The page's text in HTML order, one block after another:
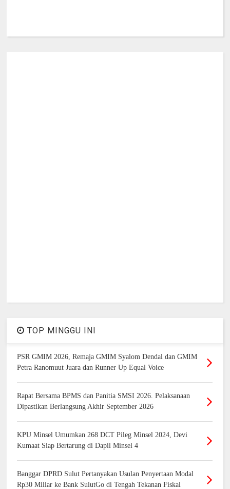
TOP MINGGU INI
PSR GMIM 2026, Remaja GMIM Syalom Dendal dan GMIM
Petra Ranomuut Juara dan Runner Up Equal Voice
Rapat Bersama BPMS dan Panitia SMSI 2026. Pelaksanaan
Dipastikan Berlangsung Akhir September 2026
KPU Minsel Umumkan 268 DCT Pileg Minsel 2024, Devi
Kumaat Siap Bertarung di Dapil Minsel 4
Banggar DPRD Sulut Pertanyakan Usulan Penyertaan Modal
Rp30 Miliar ke Bank SulutGo di Tengah Tekanan Fiskal